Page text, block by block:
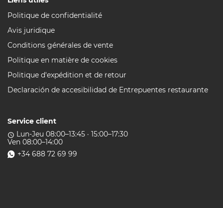
Politique de confidentialité
Avis juridique
Conditions générales de vente
Politique en matière de cookies
Politique d'expédition et de retour
Declaración de accesibilidad de Entrepuentes restaurante
Service client
access_time Lun-Jeu 08:00–13:45 · 15:00–17:30
Ven 08:00–14:00
+34 688 72 69 99